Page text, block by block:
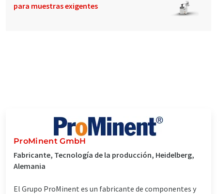
para muestras exigentes
ProMinent GmbH
Fabricante, Tecnología de la producción, Heidelberg,
Alemania
El Grupo ProMinent es un fabricante de componentes y